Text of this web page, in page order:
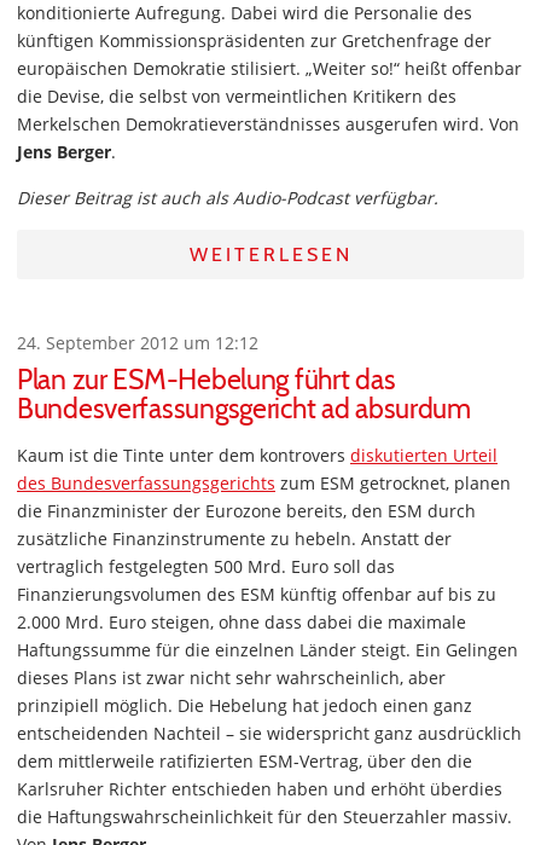
konditionierte Aufregung. Dabei wird die Personalie des
künftigen Kommissionspräsidenten zur Gretchenfrage der
europäischen Demokratie stilisiert. „Weiter so!“ heißt offenbar
die Devise, die selbst von vermeintlichen Kritikern des
Merkelschen Demokratieverständnisses ausgerufen wird. Von
Jens Berger.
Dieser Beitrag ist auch als Audio-Podcast verfügbar.
WEITERLESEN
24. September 2012 um 12:12
Plan zur ESM-Hebelung führt das
Bundesverfassungsgericht ad absurdum
Kaum ist die Tinte unter dem kontrovers diskutierten Urteil
des Bundesverfassungsgerichts zum ESM getrocknet, planen
die Finanzminister der Eurozone bereits, den ESM durch
zusätzliche Finanzinstrumente zu hebeln. Anstatt der
vertraglich festgelegten 500 Mrd. Euro soll das
Finanzierungsvolumen des ESM künftig offenbar auf bis zu
2.000 Mrd. Euro steigen, ohne dass dabei die maximale
Haftungssumme für die einzelnen Länder steigt. Ein Gelingen
dieses Plans ist zwar nicht sehr wahrscheinlich, aber
prinzipiell möglich. Die Hebelung hat jedoch einen ganz
entscheidenden Nachteil – sie widerspricht ganz ausdrücklich
dem mittlerweile ratifizierten ESM-Vertrag, über den die
Karlsruher Richter entschieden haben und erhöht überdies
die Haftungswahrscheinlichkeit für den Steuerzahler massiv.